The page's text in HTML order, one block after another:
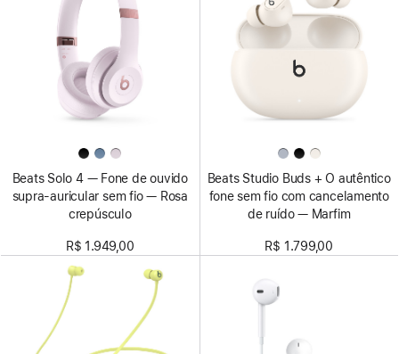
Beats Solo 4 — Fone de ouvido
supra-auricular sem fio — Rosa
crepúsculo
R$ 1.949,00
Beats Studio Buds + O autêntico
fone sem fio com cancelamento
de ruído — Marfim
R$ 1.799,00